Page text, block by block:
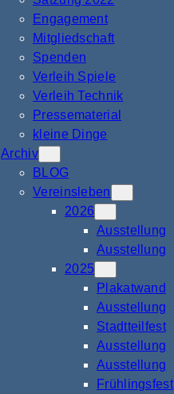
Engagement
Mitgliedschaft
Spenden
Verleih Spiele
Verleih Technik
Pressematerial
kleine Dinge
Archiv
BLOG
Vereinsleben
2026
Ausstellung
Ausstellung
2025
Plakatwand
Ausstellung
Stadtteilfest
Ausstellung
Ausstellung
Frühlingsfest